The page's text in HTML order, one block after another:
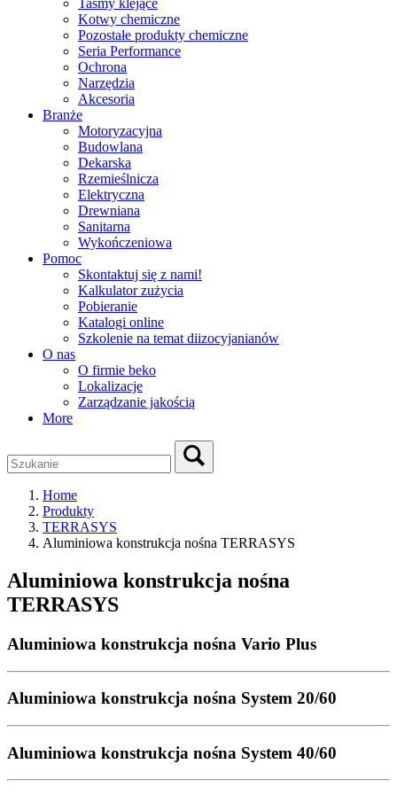
Taśmy klejące
Kotwy chemiczne
Pozostałe produkty chemiczne
Seria Performance
Ochrona
Narzędzia
Akcesoria
Branże
Motoryzacyjna
Budowlana
Dekarska
Rzemieślnicza
Elektryczna
Drewniana
Sanitarna
Wykończeniowa
Pomoc
Skontaktuj się z nami!
Kalkulator zużycia
Pobieranie
Katalogi online
Szkolenie na temat diizocyjanianów
O nas
O firmie beko
Lokalizacje
Zarządzanie jakością
More
Home
Produkty
TERRASYS
Aluminiowa konstrukcja nośna TERRASYS
Aluminiowa konstrukcja nośna
TERRASYS
Aluminiowa konstrukcja nośna Vario Plus
Aluminiowa konstrukcja nośna System 20/60
Aluminiowa konstrukcja nośna System 40/60